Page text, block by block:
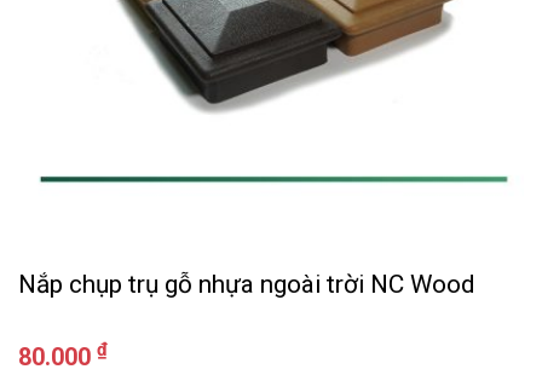
Nắp chụp trụ gỗ nhựa ngoài trời NC Wood
80.000 ₫